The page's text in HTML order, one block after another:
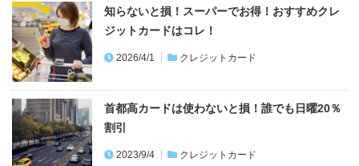
知らないと損！スーパーでお得！おすすめクレ
ジットカードはコレ！
2026/4/1 クレジットカード
首都高カードは使わないと損！誰でも日曜20％
割引
2023/9/4 クレジットカード